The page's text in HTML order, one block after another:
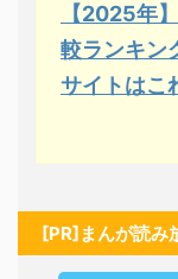
【2025年
較ランキン
サイトはこ
[PR]まんが読み